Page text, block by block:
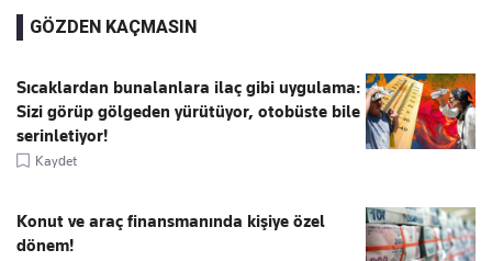
GÖZDEN KAÇMASIN
Sıcaklardan bunalanlara ilaç gibi uygulama:
Sizi görüp gölgeden yürütüyor, otobüste bile
serinletiyor!
Kaydet
Konut ve araç finansmanında kişiye özel
dönem!